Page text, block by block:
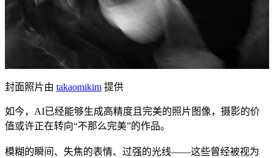
封面照片由 takaomikim 提供
如今，AI已经能够生成高精度且完美的照片图像，摄影的价
值或许正在转向“不那么完美”的作品。
模糊的瞬间、失焦的表情、过强的光线——这些曾经被视为